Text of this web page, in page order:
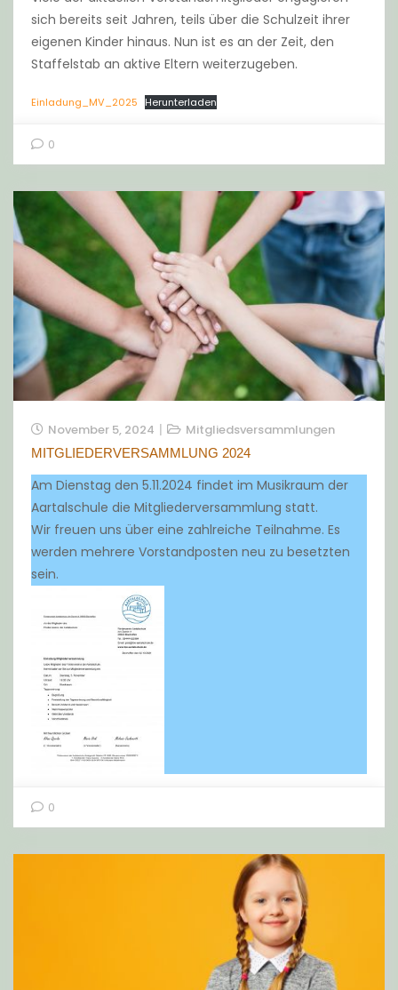
sich bereits seit Jahren, teils über die Schulzeit ihrer
eigenen Kinder hinaus. Nun ist es an der Zeit, den
Staffelstab an aktive Eltern weiterzugeben.
Einladung_MV_2025 Herunterladen
0
November 5, 2024 Mitgliedsversammlungen
MITGLIEDERVERSAMMLUNG 2024
Am Dienstag den 5.11.2024 findet im Musikraum der
Aartalschule die Mitgliederversammlung statt.
Wir freuen uns über eine zahlreiche Teilnahme. Es
werden mehrere Vorstandposten neu zu besetzten
sein.
0